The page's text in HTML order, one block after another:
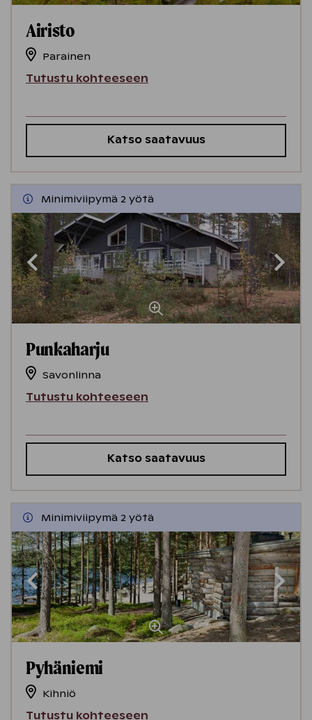
Airisto
Parainen
Tutustu kohteeseen
Katso saatavuus
Minimiviipymä 2 yötä
Punkaharju
Savonlinna
Tutustu kohteeseen
Katso saatavuus
Minimiviipymä 2 yötä
Pyhäniemi
Kihniö
Tutustu kohteeseen